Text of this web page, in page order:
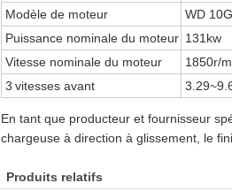
Modèle de moteur
WD
Puissance nominale du moteur 131kw
Vitesse nominale du moteur
1850r/
3 vitesses avant
En tant que producteur et fournisseur
chargeuse à direction à glissement, le
Produits relatifs